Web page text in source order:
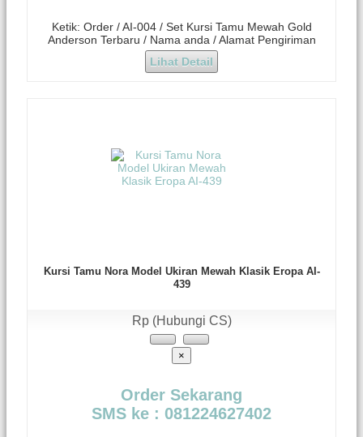
Ketik: Order / AI-004 / Set Kursi Tamu Mewah Gold
Anderson Terbaru / Nama anda / Alamat Pengiriman
Lihat Detail
Kursi Tamu Nora Model Ukiran Mewah Klasik Eropa AI-
439
Rp (Hubungi CS)
×
Order Sekarang
SMS ke : 081224627402